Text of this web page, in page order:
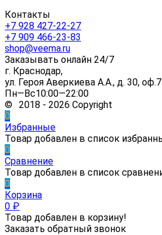
Контакты
+7 928 427-22-27
+7 909 466-23-83
shop@veema.ru
Заказывать онлайн 24/7
г. Краснодар,
ул. Героя Аверкиева А.А., д. 30, оф.7
Пн—Вс10:00—22:00
© 2018 - 2026 Copyright
0
Избранные
Товар добавлен в список
0
Сравнение
Товар добавлен в список
0
Корзина
0 ₽
Товар добавлен в корзину!
Заказать обратный звонок